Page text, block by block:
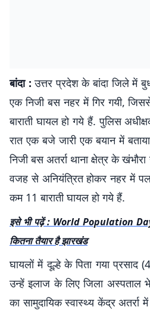
बांदा :उत्तर प्रदेश के बांदा जिले में
एक निजी बस नहर में गिर गयी,
बाराती घायल हो गये हैं. पुलिस
रात एक बजे जारी एक बयान में
निजी बस अतर्रा थाना क्षेत्र के
वजह से अनियंत्रित होकर नहर में
कम 11 बाराती घायल हो गये हैं.
इसे भी पढ़ें : World Population Day
कितना तैयार है झारखंड
घायलों में दूल्हे के पिता गया प्रसाद
उन्हें इलाज के लिए जिला अस्पताल
का सामुदायिक स्वास्थ्य केंद्र अतर्रा